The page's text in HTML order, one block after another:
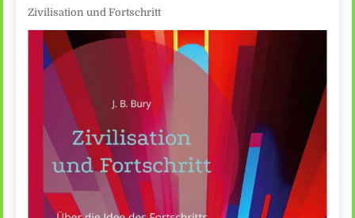
Zivilisation und Fortschritt